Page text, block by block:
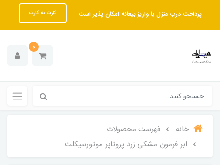
پرداخت درب منزل با واریز بیعانه امکان پذیر است کارت به کارت
0
خانه
فهرست محصولات
ابر فرمون مشکی زرد پروتاپر موتورسیکلت